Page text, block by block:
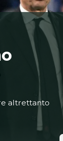
altrettanto